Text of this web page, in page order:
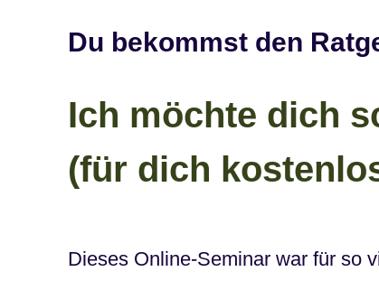
Du bekommst den
Ich möchte dich
(für dich
Dieses Online-Seminar war für so